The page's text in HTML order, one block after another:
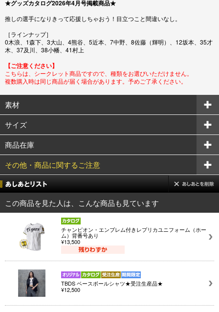
★グッズカタログ2026年4月号掲載商品★
推しの選手になりきって応援しちゃおう！目立つこと間違いなし。
［ラインナップ］
0木浪、1森下、3大山、4熊谷、5近本、7中野、8佐藤（輝明）、12坂本、35才
木、37及川、38小幡、41村上
【ご注意ください】
こちらは、シークレット商品ですので、種類をお選びいただけません。
複数購入時は同じ商品が届く場合があります。予めご了承ください。
素材
サイズ
商品在庫
その他・商品に関するご注意
この商品を見た人は、こんな商品も見ています
チャンピオン・エンブレム付きレプリカユニフォーム（ホー
ム）背番号あり
¥13,500
TBDS ベースボールシャツ★受注生産品★
¥12,500